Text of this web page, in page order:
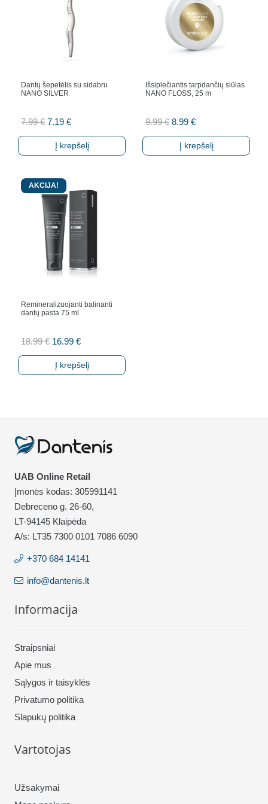
Dantų šepetėlis su sidabru
NANO SILVER
7.99€ Original
price
was:
7.19 €Current
price
is:
Į krepšelį
Išsiplečiantis tarpdančių siūlas
NANO FLOSS, 25 m
9.99€ Original
price
was:
8.99 €Current
price
is:
Į krepšelį
AKCIJA!
Remineralizuojanti balinanti
dantų pasta 75 ml
18.99€ Original
price
was:
16.99 €Current
price
is:
Į krepšelį
UAB Online Retail
Įmonės kodas: 305991141
Debreceno g. 26-60,
LT-94145 Klaipėda
A/s: LT35 7300 0101 7086 6090
+370 684 14141
info@dantenis.lt
Informacija
Straipsniai
Apie mus
Sąlygos ir taisyklės
Privatumo politika
Slapukų politika
Vartotojas
Užsakymai